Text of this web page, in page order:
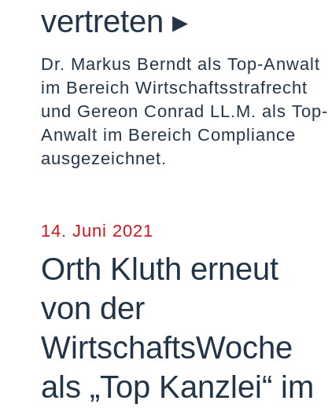
vertreten ▸
Dr. Markus Berndt als Top-Anwalt
im Bereich Wirtschaftsstrafrecht
und Gereon Conrad LL.M. als Top-
Anwalt im Bereich Compliance
ausgezeichnet.
14. Juni 2021
Orth Kluth erneut
von der
WirtschaftsWoche
als „Top Kanzlei“ im